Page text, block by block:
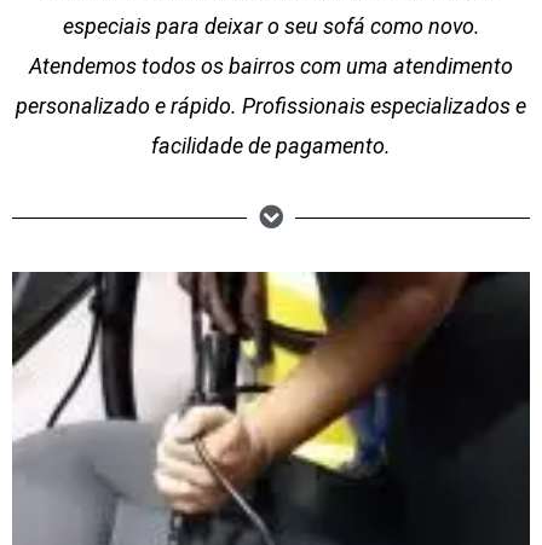
especiais para deixar o seu sofá como novo.
Atendemos todos os bairros com uma atendimento
personalizado e rápido. Profissionais especializados e
facilidade de pagamento.